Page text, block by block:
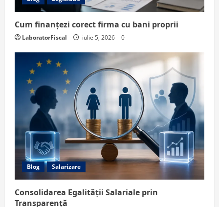
Cum finanțezi corect firma cu bani proprii
LaboratorFiscal iulie 5, 2026 0
Blog Salarizare
Consolidarea Egalității Salariale prin
Transparență